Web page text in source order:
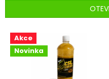
n
í
o
d
V
p
Akce
Novinka